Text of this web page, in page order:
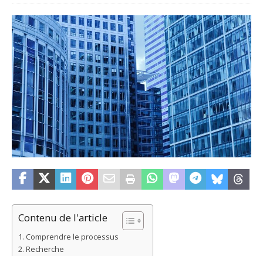
Contenu de l'article
Comprendre le processus
Recherche